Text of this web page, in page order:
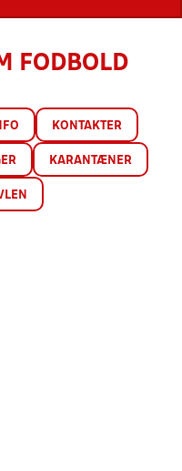
FODBOLD
KONTAKTER
KARANTÆNER